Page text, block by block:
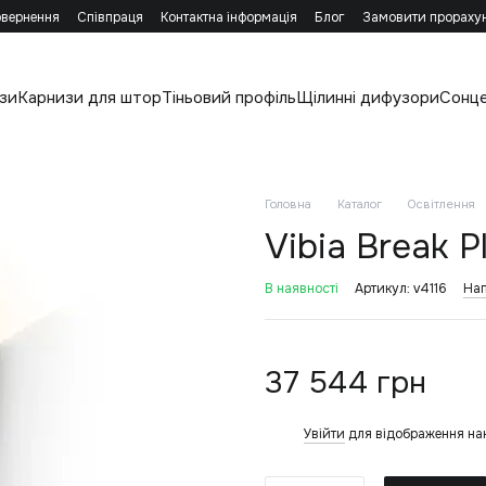
Співпраця Контактна інформація Блог Замовити
Карнизи для шторТіньовий профільЩілинні дифузори
Головна Каталог Освітлення
Vibia Break
В наявності Артикул: v4116
37 544 грн
Увійти для відображення